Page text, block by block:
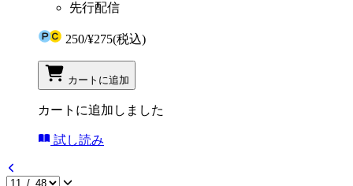
先行配信
250/¥275(税込)
カートに追加
カートに追加しました
試し読み